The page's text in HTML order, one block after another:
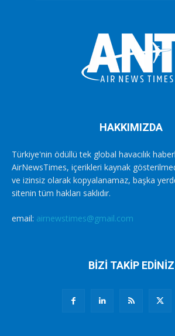
HAKKIMIZDA
Türkiye'nin ödüllü tek global havacılık
AirNewsTimes, içerikleri kaynak
ve izinsiz olarak kopyalanamaz, başka
sitenin tüm hakları saklıdır.
email: airnewstimes@gmail.com
BİZİ TAKİP EDİNİZ